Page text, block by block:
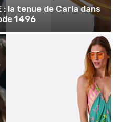
: la tenue de Carla dans
1496